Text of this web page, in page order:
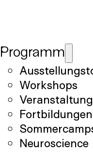
Programm
Workshops
Fortbildungen
Neuroscience